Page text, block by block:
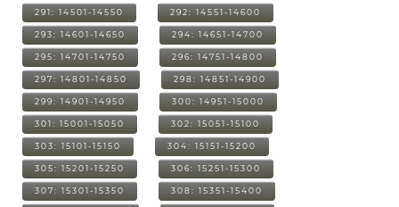
291: 14501-14550 292: 14551-14600
293: 14601-14650 294: 14651-14700
295: 14701-14750 296: 14751-14800
297: 14801-14850 298: 14851-14900
299: 14901-14950 300: 14951-15000
301: 15001-15050 302: 15051-15100
303: 15101-15150 304: 15151-15200
305: 15201-15250 306: 15251-15300
307: 15301-15350 308: 15351-15400